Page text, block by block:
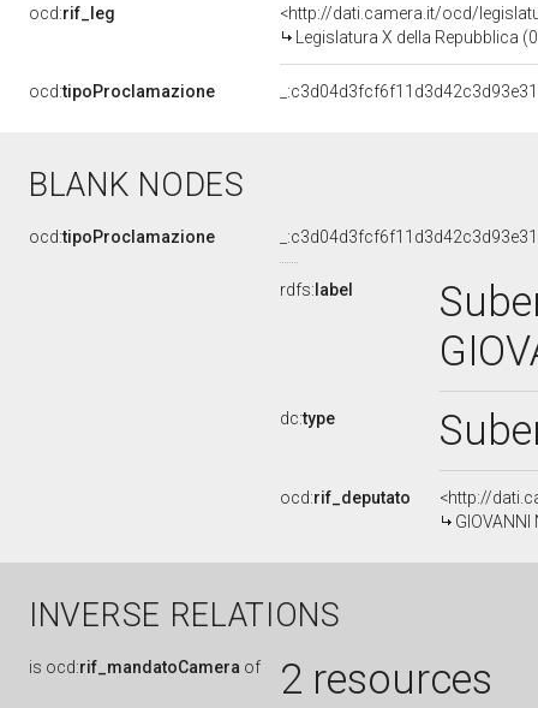
ocd:rif_leg
<http://dati.camera.it/ocd/
Legislatura X della Repubblica
ocd:tipoProclamazione
BLANK NODES
ocd:tipoProclamazione
rdfs: label
dc:type
ocd:rif_deputato
<http://
INVERSE RELATIONS
is ocd:rif_mandatoCamera of 2 resources